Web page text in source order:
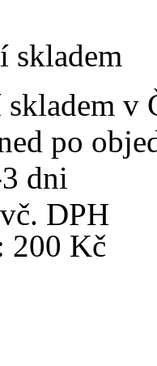
skladem
v
po
dni
DPH
200 Kč